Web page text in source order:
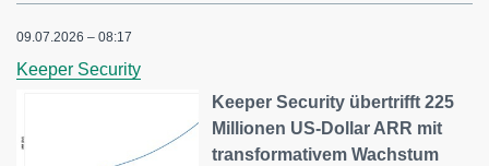
09.07.2026 – 08:17
Keeper Security
Keeper Security übertrifft 225
Millionen US-Dollar ARR mit
transformativem Wachstum